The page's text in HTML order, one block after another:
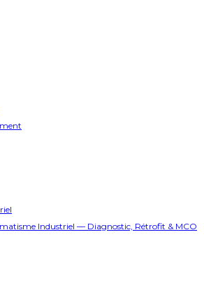
Industriel — Diagnostic, Rétrofit & MCO